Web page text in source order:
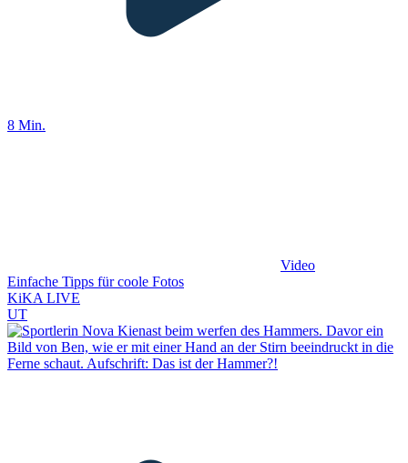
8 Min.
Video
Einfache Tipps für coole Fotos
KiKA LIVE
UT